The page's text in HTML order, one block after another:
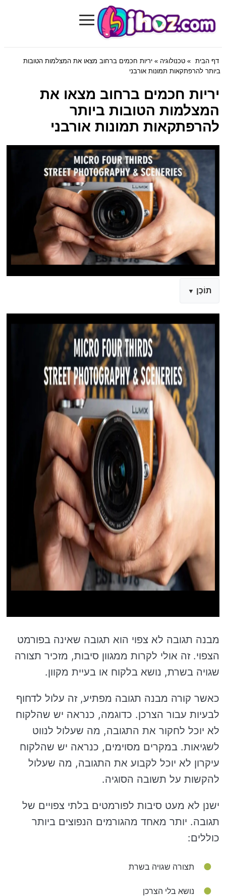
Bihoz.com
≡
דף הבית » טכנולוגיה » יריות חכמים ברחוב מצאו את המצלמות הטובות
ביותר להרפתקאות תמונות אורבני
יריות חכמים ברחוב מצאו את
המצלמות הטובות ביותר
להרפתקאות תמונות אורבני
תוֹכֶן
מבנה תגובה לא צפוי הוא תגובה שאינה בפורמט
הצפוי. זה אולי לקרות ממגוון סיבות, מזכיר תצורה
שגויה בשרת, נושא בלקוח או בעיית מקוון.
כאשר קורה מבנה תגובה מפתיע, זה עלול לדחוף
לבעיות עבור הצרכן. כדוגמה, כנראה יש שהלקוח
לא יוכל לחקור את התגובה, מה שעלול לנווט
לשגיאות. במקרים מסוימים, כנראה יש שהלקוח
עיקרון לא יוכל לקבוע את התגובה, מה שעלול
להקשות על תשובה הסוגיה.
ישנן לא מעט סיבות לפורמטים בלתי צפויים של
תגובה. יותר מאחד מהגורמים הנפוצים ביותר
כוללים:
תצורה שגויה בשרת
נושא בלי הצרכן